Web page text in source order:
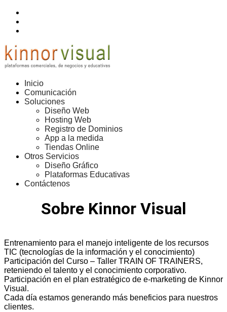
Inicio
Comunicación
Soluciones
Diseño Web
Hosting Web
Registro de Dominios
App a la medida
Tiendas Online
Otros Servicios
Diseño Gráfico
Plataformas Educativas
Contáctenos
Sobre Kinnor Visual
Entrenamiento para el manejo inteligente de los recursos
TIC (tecnologías de la información y el conocimiento)
Participación del Curso – Taller TRAIN OF TRAINERS,
reteniendo el talento y el conocimiento corporativo.
Participación en el plan estratégico de e-marketing de Kinnor
Visual.
Cada día estamos generando más beneficios para nuestros
clientes.